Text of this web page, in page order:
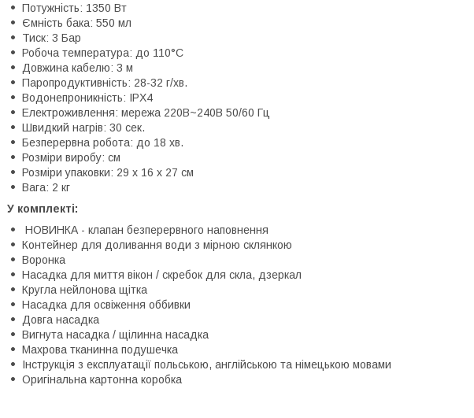
Потужність: 1350 Вт
Ємність бака: 550 мл
Тиск: 3 Бар
Робоча температура: до 110°C
Довжина кабелю: 3 м
Паропродуктивність: 28-32 г/хв.
Водонепроникність: IPX4
Електроживлення: мережа 220В~240В 50/60 Гц
Швидкий нагрів: 30 сек.
Безперервна робота: до 18 хв.
Розміри виробу: см
Розміри упаковки: 29 x 16 x 27 см
Вага: 2 кг
У комплекті:
НОВИНКА - клапан безперервного наповнення
Контейнер для доливання води з мірною склянкою
Воронка
Насадка для миття вікон / скребок для скла, дзеркал
Кругла нейлонова щітка
Насадка для освіження оббивки
Довга насадка
Вигнута насадка / щілинна насадка
Махрова тканинна подушечка
Інструкція з експлуатації польською, англійською та німецькою мовами
Оригінальна картонна коробка